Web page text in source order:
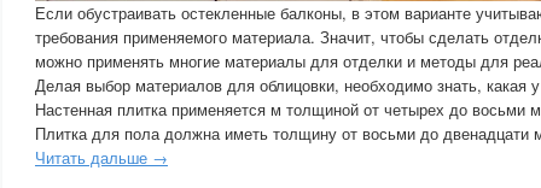
Если обустраивать остекленные балконы, в этом варианте
требования применяемого материала. Значит, чтобы сделать
можно применять многие материалы для отделки и методы для
Делая выбор материалов для облицовки, необходимо знать, какая
Настенная плитка применяется м толщиной от четырех до восьми
Плитка для пола должна иметь толщину от восьми до двенадцати
Читать дальше →